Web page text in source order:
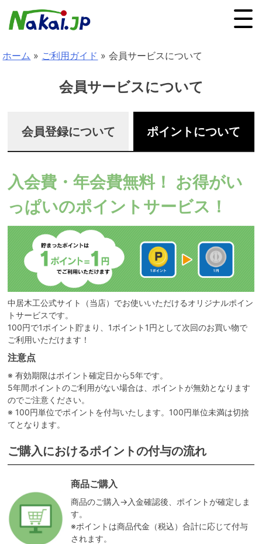
ホーム » ご利用ガイド »会員サービスについて
会員サービスについて
会員登録について ポイントについて
入会費・年会費無料！ お得がい
っぱいのポイントサービス！
中居木工公式サイト（当店）でお使いいただけるオリジナルポイン
トサービスです。
100円で1ポイント貯まり、1ポイント1円として次回のお買い物で
ご利用いただけます！
注意点
※ 有効期限はポイント確定日から5年です。
5年間ポイントのご利用がない場合は、ポイントが無効となります
のでご注意ください。
※ 100円単位でポイントを付与いたします。100円単位未満は切捨
てとなります。
ご購入におけるポイントの付与の流れ
商品ご購入
商品のご購入→入金確認後、ポイントが確定しま
す。
※ポイントは商品代金（税込）合計に応じて付与
されます。